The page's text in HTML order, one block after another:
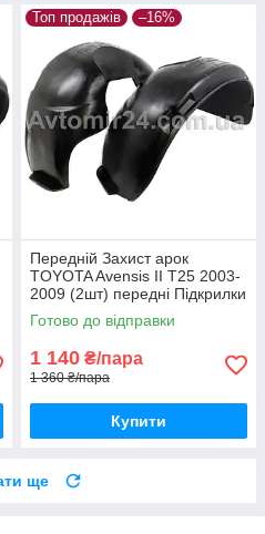
Топ продажів –16%
Передній Захист арок
TOYOTA Avensis II T25 2003-
2009 (2шт) передні Підкрилки
Тойота Авенсіс т250 з 2003
по 2009 пара передніх
Готово до відправки
1 140 ₴/пара
1 360 ₴/пара
Купити
ще